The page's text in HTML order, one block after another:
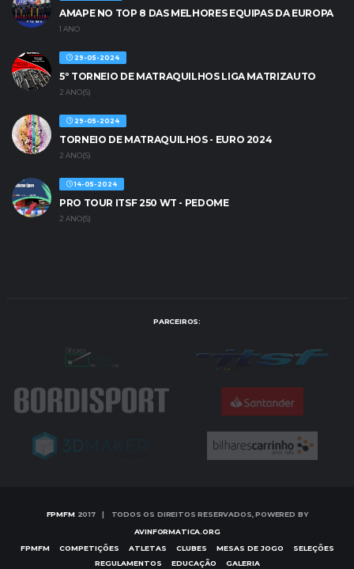
AMAPE NO TOP 8 DAS MELHORES EQUIPAS DA EUROPA
1 ANO
29-05-2024
5º TORNEIO DE MATRAQUILHOS LIGA MATRIZAUTO
2 ANO(S)
29-05-2024
TORNEIO DE MATRAQUILHOS - EURO 2024
2 ANO(S)
14-05-2024
PRO TOUR ITSF 250 WT - PEDOME
2 ANO(S)
PARCEIROS:
FPMFM2017 | TODOS OS DIREITOS RESERVADOS, POWERED BY
AVINFORMATICA.ORG
FPMFM
COMPETIÇÕES ATLETAS CLUBES MESAS DE JOGO
SELEÇÕES
REGULAMENTOS
EDUCAÇÃO GALERIA